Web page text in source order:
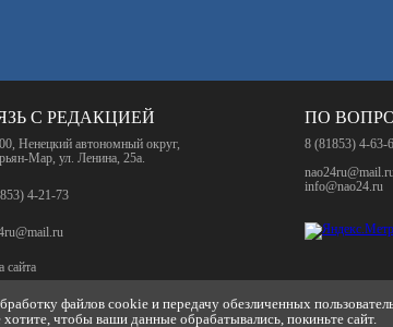
файлов cookie и передачу обезличенных
чтобы ваши данные обрабатывались, покиньте сайт.
С РЕДАКЦИЕЙ
Ненецкий автономный округ,
Мар, ул. Ленина, 25а.
4-21-73
сайта
ПО
8 (81853) 4-63-
info@nao24.ru